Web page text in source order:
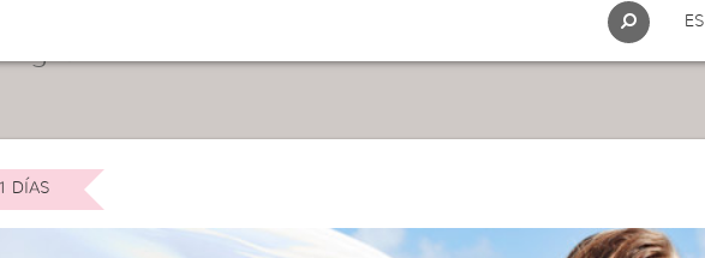
ES
DÍAS